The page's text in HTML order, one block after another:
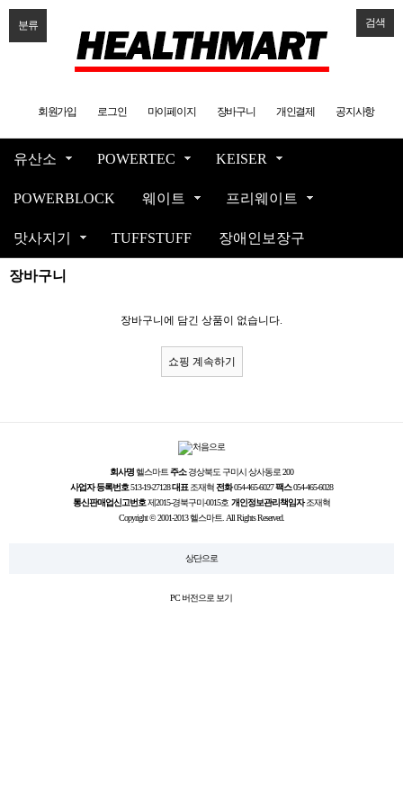
분류 검색
회원가입 로그인 마이페이지 장바구니 개인결제 공지사항
유산소 POWERTEC KEISER
POWERBLOCK 웨이트 프리웨이트
맛사지기 TUFFSTUFF 장애인보장구
장바구니
장바구니에 담긴 상품이 없습니다.
쇼핑 계속하기
회사명헬스마트주소경상북도 구미시 상사동로 200
사업자 등록번호513-19-27128대표조재혁전화054-465-6027팩스054-465-6028
통신판매업신고번호제2015-경북구미-0015호 개인정보관리책임자조재혁
Copyright © 2001-2013 헬스마트. All Rights Reserved.
상단으로
PC 버전으로 보기